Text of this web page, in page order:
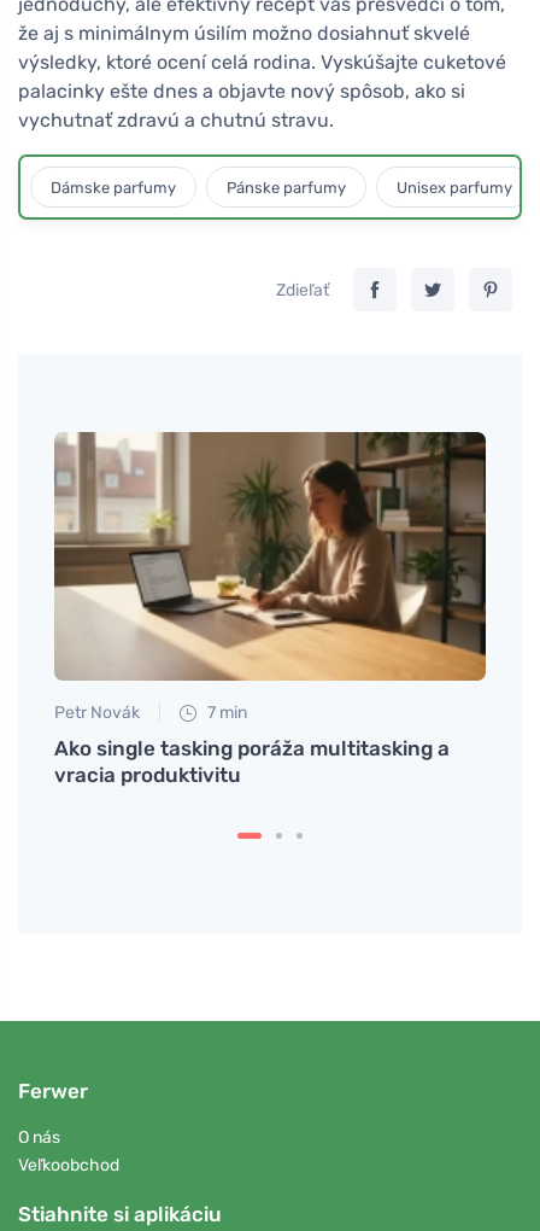
že aj s minimálnym úsilím možno dosiahnuť skvelé
výsledky, ktoré ocení celá rodina. Vyskúšajte cuketové
palacinky ešte dnes a objavte nový spôsob, ako si
vychutnať zdravú a chutnú stravu.
Dámske parfumy Pánske parfumy Unisex parfumy
Zdieľať
Petr Novák 7 min
Ako single tasking poráža multitasking a
vracia produktivitu
Ferwer
O nás
Veľkoobchod
Stiahnite si aplikáciu